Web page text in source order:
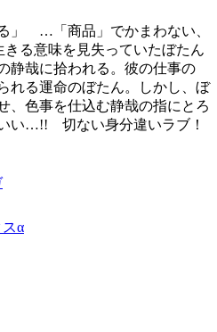
」 …「商品」でかまわない、
る意味を見失っていたぼたん
静哉に拾われる。彼の仕事の
れる運命のぼたん。しかし、ぼ
、色事を仕込む静哉の指にとろ
い…!! 切ない身分違いラブ！
α